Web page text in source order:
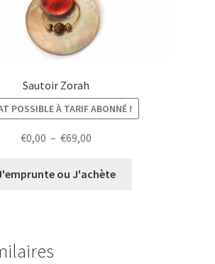
Sautoir Zorah
POSSIBLE À TARIF ABONNÉ !
€0,00 – €69,00
prix :
ou J'achète